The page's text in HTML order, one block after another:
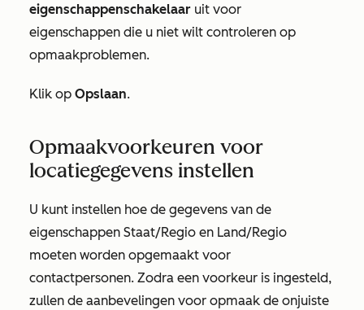
eigenschappenschakelaar uit voor
eigenschappen die u niet wilt controleren op
opmaakproblemen.
Klik op Opslaan.
Opmaakvoorkeuren voor
locatiegegevens instellen
U kunt instellen hoe de gegevens van de
eigenschappen Staat/Regio en Land/Regio
moeten worden opgemaakt voor
contactpersonen. Zodra een voorkeur is ingesteld,
zullen de aanbevelingen voor opmaak de onjuiste